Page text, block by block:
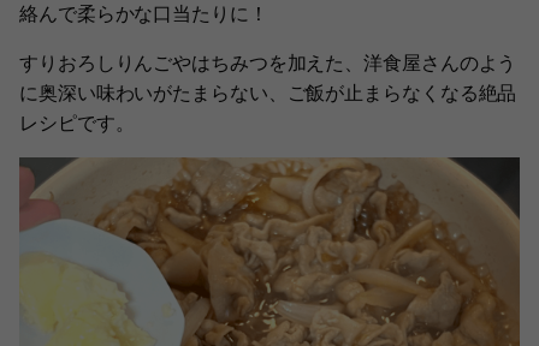
絡んで柔らかな口当たりに！
すりおろしりんごやはちみつを加えた、洋食屋さんのよう
に奥深い味わいがたまらない、ご飯が止まらなくなる絶品
レシピです。